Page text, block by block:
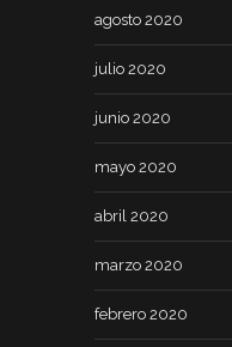
agosto 2020
julio 2020
junio 2020
mayo 2020
abril 2020
marzo 2020
febrero 2020